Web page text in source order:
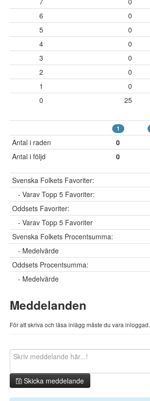
6
0
5
0
4
0
3
0
2
0
1
0
0
25
1
Antal i raden 0
Antal i följd
0
Svenska Folkets Favoriter:
- Varav Topp 5 Favoriter:
Oddsets Favoriter:
- Varav Topp 5 Favoriter
Svenska Folkets Procentsumma:
- Medelvärde
Oddsets Procentsumma:
- Medelvärde
Meddelanden
För att skriva och läsa inlägg måste du vara inloggad.
Skicka meddelande